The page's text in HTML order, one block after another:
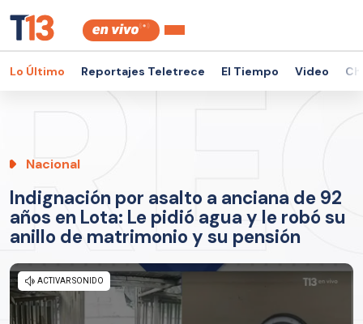
Lo Último Reportajes Teletrece El Tiempo Video
Nacional
Indignación por asalto a anciana de 92
años en Lota: Le pidió agua y le robó su
anillo de matrimonio y su pensión